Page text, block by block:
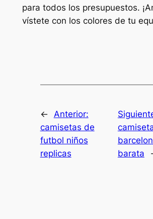
para todos los presupuestos.
vístete con los colores de tu
← Anterior:
camisetas de
futbol niños
replicas
barata